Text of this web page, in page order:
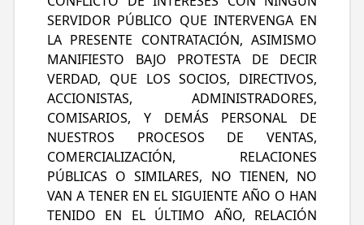
SERVIDOR PÚBLICO QUE INTERVENGA EN
LA PRESENTE CONTRATACIÓN, ASIMISMO
MANIFIESTO BAJO PROTESTA DE DECIR
VERDAD, QUE LOS SOCIOS, DIRECTIVOS,
ACCIONISTAS, ADMINISTRADORES,
COMISARIOS, Y DEMÁS PERSONAL DE
NUESTROS PROCESOS DE VENTAS,
COMERCIALIZACIÓN, RELACIONES
PÚBLICAS O SIMILARES, NO TIENEN, NO
VAN A TENER EN EL SIGUIENTE AÑO O HAN
TENIDO EN EL ÚLTIMO AÑO, RELACIÓN